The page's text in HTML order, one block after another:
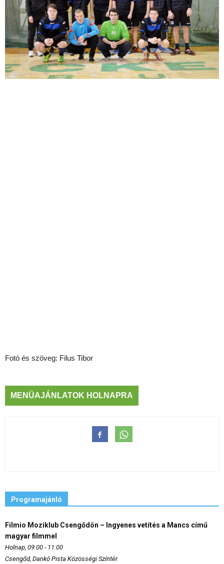
Fotó és szöveg: Filus Tibor
MENÜAJÁNLATOK HOLNAPRA
Programajánló
Filmio Moziklub Csengődön – Ingyenes vetítés a Mancs című
magyar filmmel
Holnap, 09:00 - 11:00
Csengőd, Dankó Pista Közösségi Színtér